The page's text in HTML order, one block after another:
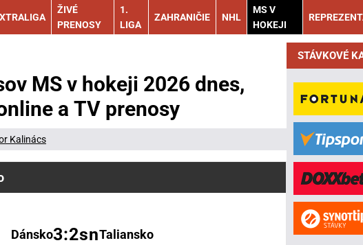
ŽIVÉ
PRENOSY
1.
LIGA
ZAHRANIČIE NHL
MS V
HOKEJI
MS v hokeji 2026 dnes,
a TV prenosy
Kalinács
Dánsko3:2snTaliansko
STÁVKOVÉ